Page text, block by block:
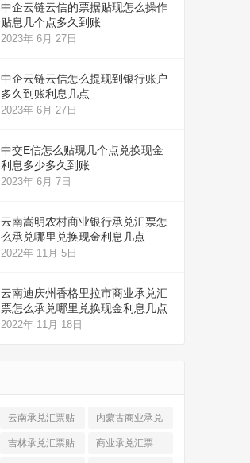
中企云链云信的票据贴现怎么操作
贴息几个点多久到账
2023年 6月 27日
中企云链云信怎么提现到银行账户
多久到账利息几点
2023年 6月 27日
中交E信怎么贴现几个点兑换现金
利息多少多久到账
2023年 6月 7日
云南嵩明农村商业银行承兑汇票怎
么承兑哪里兑换现金利息几点
2022年 11月 5日
云南迪庆州香格里拉市商业承兑汇
票怎么承兑哪里兑换现金利息几点
2022年 11月 18日
云南承兑汇票贴
现(324)
内蒙古商业承兑
汇票(316)
吉林承兑汇票贴
商业承兑汇票